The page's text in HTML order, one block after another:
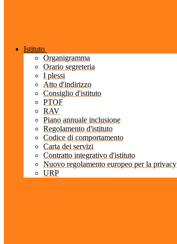
Istituto
Organigramma
Orario segreteria
I plessi
Atto d'indirizzo
Consiglio d'istituto
PTOF
RAV
Piano annuale inclusione
Regolamento d'istituto
Codice di comportamento
Carta dei servizi
Contratto integrativo d'istituto
Nuovo regolamento europeo per la privacy
URP